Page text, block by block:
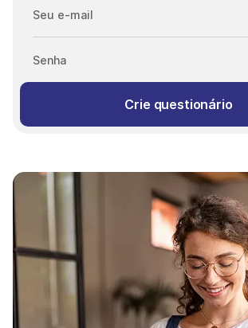
Seu e-mail
Senha
Crie questionário